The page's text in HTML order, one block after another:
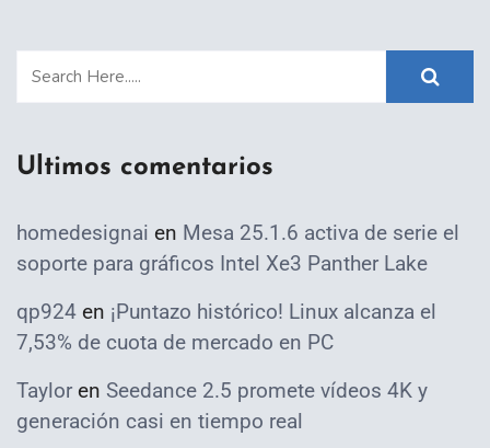
Ultimos comentarios
homedesignai en Mesa 25.1.6 activa de serie el
soporte para gráficos Intel Xe3 Panther Lake
qp924 en ¡Puntazo histórico! Linux alcanza el
7,53% de cuota de mercado en PC
Taylor en Seedance 2.5 promete vídeos 4K y
generación casi en tiempo real